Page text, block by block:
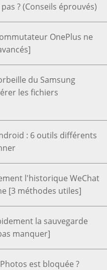
? (Conseils éprouvés)
OnePlus ne
du Samsung
les fichiers
: 6 outils différents
l'historique WeChat
[3 méthodes utiles]
la sauvegarde
manquer]
est bloquée ?